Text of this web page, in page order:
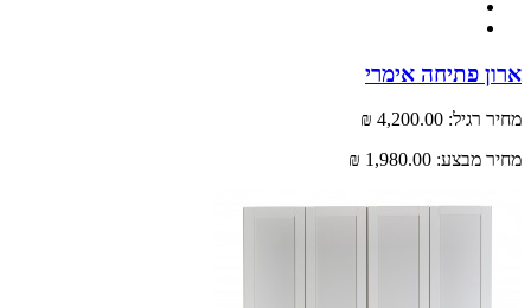
פתיחה אימרי
רגיל: 4,200.00 ₪
מבצע: 1,980.00 ₪